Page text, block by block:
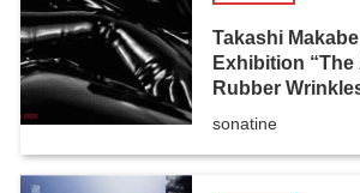
Takashi
Exhibition
Rubber
sonatine